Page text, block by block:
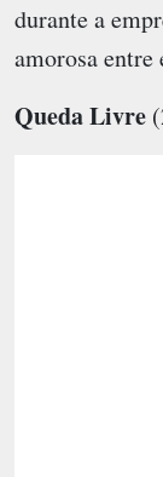
durante a
amorosa entre
Queda Livre